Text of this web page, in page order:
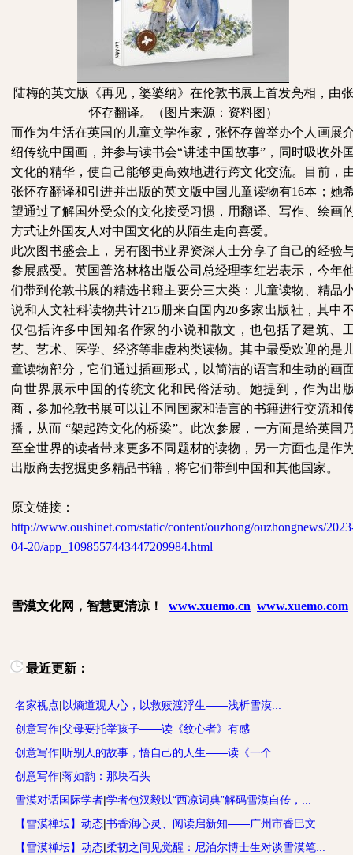
陆梅的英文版《再见，婆婆纳》在伦敦书展上首发亮相，由张
怀存翻译。（图片来源：资料图）
而作为生活在英国的儿童文学作家，张怀存曾举办个人画展
绍传统中国画，并参与读书会“讲述中国故事”，同时吸收外
文化的精华，使自己能够更高效地进行跨文化交流。目前，
张怀存翻译和引进并出版的英文版中国儿童读物有16本；她
望通过了解国外受众的文化接受习惯，用翻译、写作、绘画
方式让外国友人对中国文化的从陌生走向喜爱。
此次图书盛会上，另有图书业界资深人士分享了自己的经验
参展感受。英国普洛林格出版公司总经理李红岩表示，今年
们带到伦敦书展的精选书籍主要分三大类：儿童读物、精品
说和人文社科读物共计215册来自国内20多家出版社，其中
仅包括许多中国知名作家的小说和散文，也包括了建筑、
艺、艺术、医学、经济等非虚构类读物。其中最受欢迎的是
童读物部分，它们通过插画形式，以简洁的语言和生动的画
向世界展示中国的传统文化和民俗活动。她提到，作为出
商，参加伦敦书展可以让不同国家和语言的书籍进行交流和
播，从而 “架起跨文化的桥梁”。此次参展，一方面是给英国
至全世界的读者带来更多不同题材的读物，另一方面也是作
出版商去挖掘更多精品书籍，将它们带到中国和其他国家。
原文链接：
http://www.oushinet.com/static/content/ouzhong/ouzhongnews/
04-20/app_1098557443447209984.html
雪漠文化网，智慧更清凉！ www.xuemo.cn www.xuemo.com
最近更新：
名家视点|以熵道观人心，以救赎渡浮生——浅析雪漠...
创意写作|父母要托举孩子——读《纹心者》有感
创意写作|听别人的故事，悟自己的人生——读《一个...
创意写作|蒋如韵：那块石头
雪漠对话国际学者|学者包汉毅以“西凉词典”解码雪漠自传，...
【雪漠禅坛】动态|书香润心灵、阅读启新知——广州市香巴文...
【雪漠禅坛】动态|柔韧之间见觉醒：尼泊尔博士生对谈雪漠笔...